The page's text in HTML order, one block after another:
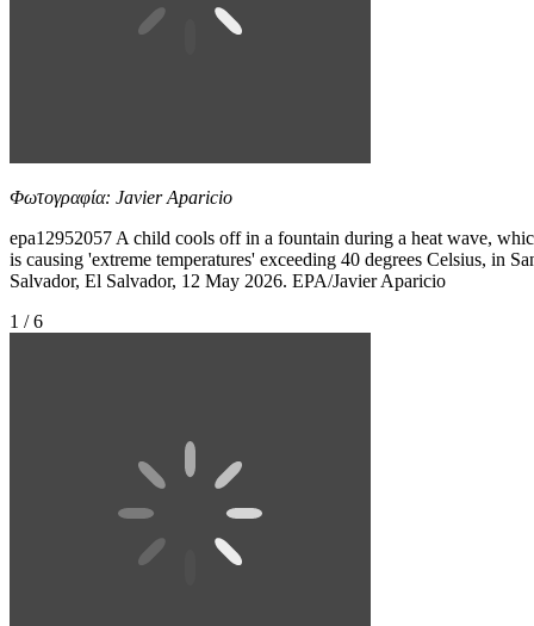
Φωτογραφία: Javier Aparicio
epa12952057 A child cools off in a fountain during a heat wave,
is causing 'extreme temperatures' exceeding 40 degrees Celsius, in
Salvador, El Salvador, 12 May 2026. EPA/Javier Aparicio
1 / 6